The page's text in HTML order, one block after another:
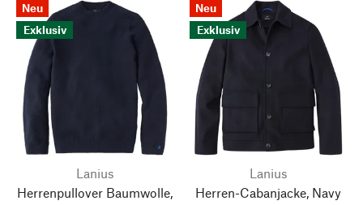
Neu
Exklusiv
Lanius
Herrenpullover Baumwolle,
Neu
Exklusiv
Lanius
Herren-Cabanjacke, Navy